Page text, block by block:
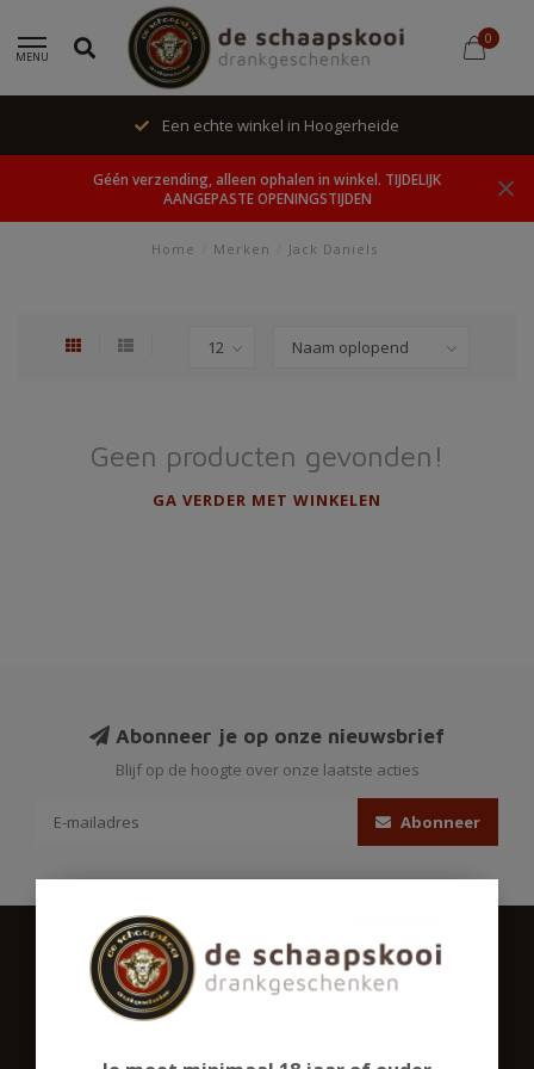
MENU
0
Een echte winkel in Hoogerheide
Géén verzending, alleen ophalen in winkel. TIJDELIJK
AANGEPASTE OPENINGSTIJDEN
Home Merken Jack Daniels
Geen producten gevonden!
GA VERDER MET WINKELEN
Abonneer je op onze nieuwsbrief
Blijf op de hoogte over onze laatste acties
Abonneer
Schaapskooigeschenken.nl
Ons assortiment omvat een groot aantal biersoorten,
gedistilleerd en een ruime sortering alcoholvrij. Ook in glaswerk